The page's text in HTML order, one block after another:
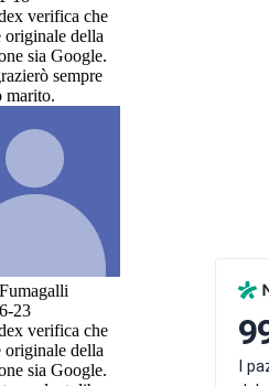
che
che